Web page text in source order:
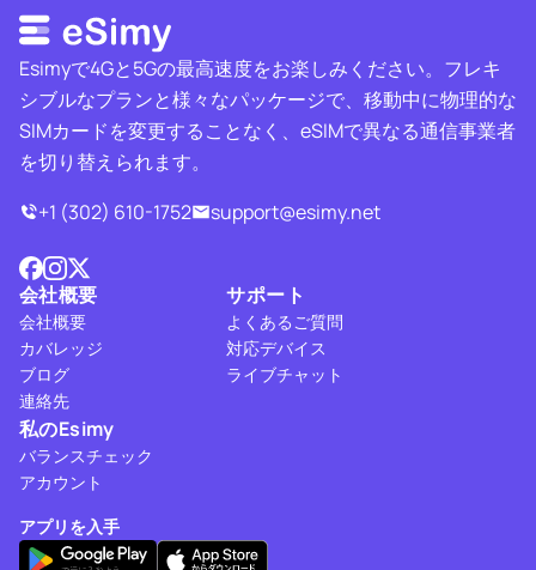
Esimyで4Gと5Gの最高速度をお楽しみください。フレキ
シブルなプランと様々なパッケージで、移動中に物理的な
SIMカードを変更することなく、eSIMで異なる通信事業者
を切り替えられます。
+1 (302) 610-1752
support@esimy.net
会社概要
会社概要
カバレッジ
ブログ
連絡先
サポート
よくあるご質問
対応デバイス
ライブチャット
私のEsimy
バランスチェック
アカウント
アプリを入手